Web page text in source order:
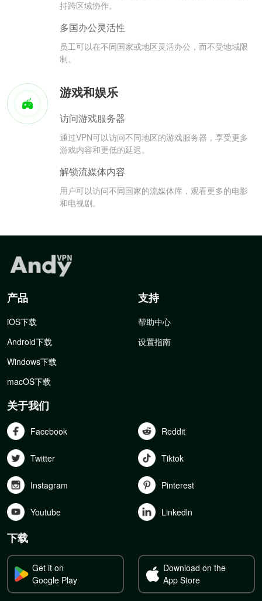
持跨区域协作。
多国办公灵活性
员工可以在不同国家或地区灵活办公，而不受地域限
制。
游戏和娱乐
访问游戏服务器
通过VPN可以访问不同地区的游戏服务器，享受更多
游戏内容和更低的延迟。
解锁流媒体内容
用户可以访问不同国家的流媒体库，观看更多的电影
和电视剧。
产品
iOS下载
Android下载
Windows下载
macOS下载
支持
帮助中心
设置指南
关于我们
Facebook Reddit
Twitter Tiktok
Instagram Pinterest
Youtube Linkedln
下载
Get it on
Google Play
Download on the
App Store